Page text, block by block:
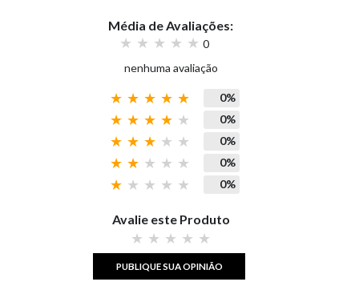
Média de Avaliações:
0
nenhuma avaliação
0%
0%
0%
0%
0%
Avalie este Produto
PUBLIQUE SUA OPINIÃO